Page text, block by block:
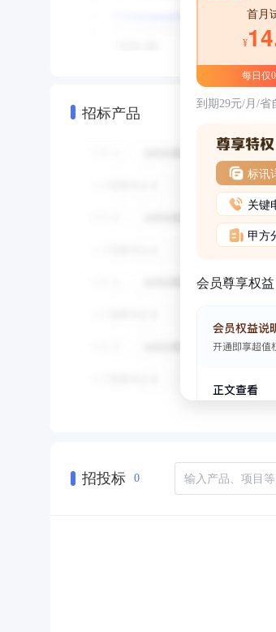
招标产品
首月
¥
每日仅
到期29元/月/省
标讯
关键
甲方
会员尊享权益
招投标 0